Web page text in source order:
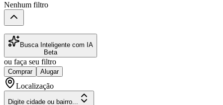
Nenhum filtro
Busca Inteligente com IA
Beta
ou faça seu filtro
Comprar Alugar
Localização
Digite cidade ou bairro...